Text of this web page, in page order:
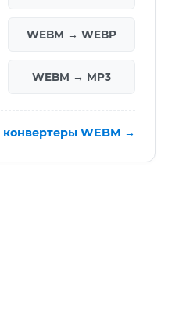
WEBM → WEBP
WEBM → MP3
конвертеры WEBM →